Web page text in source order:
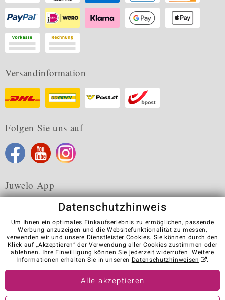
Versandinformation
Folgen Sie uns auf
Juwelo App
Karriere AGB Datenschutz Cookies
Impressum
Kontakt
Vertrag widerrufen
Visit our stores in other countries:
Datenschutzhinweis
Um Ihnen ein optimales Einkaufserlebnis zu ermöglichen, passende
Werbung anzuzeigen und die Websitefunktionalität zu messen,
verwenden wir und unsere Dienstleister Cookies. Sie können durch den
Klick auf „Akzeptieren“ der Verwendung aller Cookies zustimmen oder
ablehnen. Ihre Einwilligung können Sie jederzeit widerrufen. Weitere
Informationen erhalten Sie in unseren Datenschutzhinweisen .
Alle akzeptieren